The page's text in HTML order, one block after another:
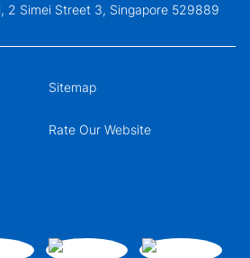
2 Simei Street 3, Singapore 529889
Sitemap
Rate Our Website